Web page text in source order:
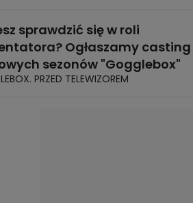
sprawdzić się w roli
Ogłaszamy casting
sezonów "Gogglebox"
PRZED TELEWIZOREM